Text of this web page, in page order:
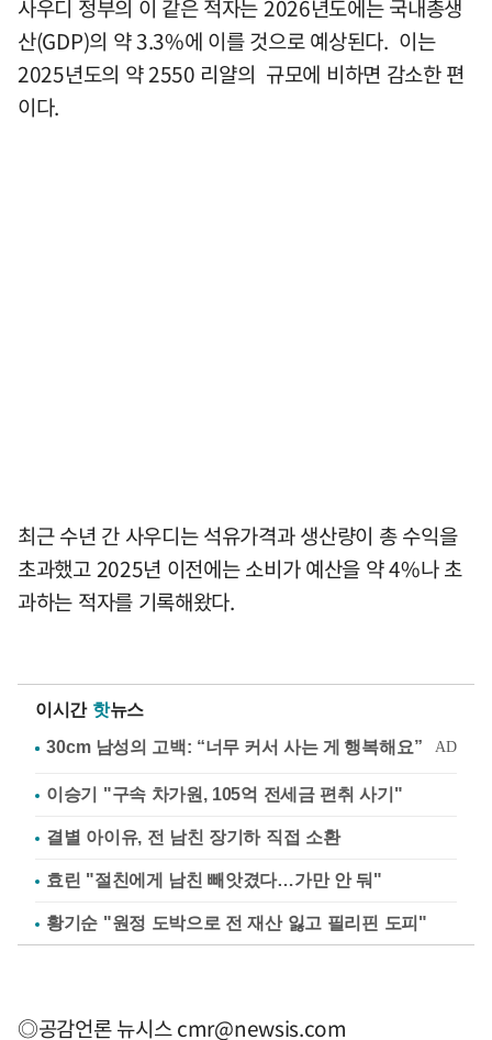
사우디 정부의 이 같은 적자는 2026년도에는 국내총생
산(GDP)의 약 3.3%에 이를 것으로 예상된다. 이는
2025년도의 약 2550 리얄의 규모에 비하면 감소한 편
이다.
최근 수년 간 사우디는 석유가격과 생산량이 총 수익을
초과했고 2025년 이전에는 소비가 예산을 약 4%나 초
과하는 적자를 기록해왔다.
이시간 핫뉴스
이승기 "구속 차가원, 105억 전세금 편취 사기"
결별 아이유, 전 남친 장기하 직접 소환
효린 "절친에게 남친 빼앗겼다…가만 안 둬"
황기순 "원정 도박으로 전 재산 잃고 필리핀 도피"
◎공감언론 뉴시스cmr@newsis.com